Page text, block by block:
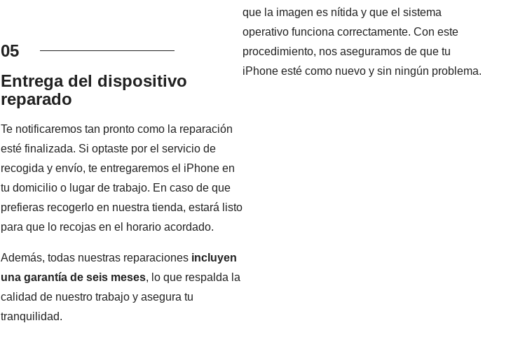
05
Entrega del dispositivo
reparado
Te notificaremos tan pronto como la reparación
esté finalizada. Si optaste por el servicio de
recogida y envío, te entregaremos el iPhone en
tu domicilio o lugar de trabajo. En caso de que
prefieras recogerlo en nuestra tienda, estará listo
para que lo recojas en el horario acordado.
Además, todas nuestras reparaciones incluyen
una garantía de seis meses, lo que respalda la
calidad de nuestro trabajo y asegura tu
tranquilidad.
que la imagen es nítida y que el sistema
operativo funciona correctamente. Con este
procedimiento, nos aseguramos de que tu
iPhone esté como nuevo y sin ningún problema.